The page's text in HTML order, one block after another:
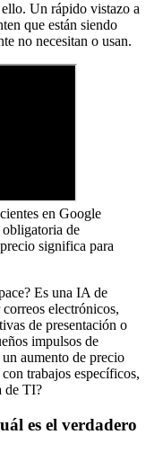
ello. Un rápido vistazo a
que están siendo
no necesitan o usan.
en Google
de
significa para
Es una IA de
electrónicos,
de presentación o
impulsos de
aumento de precio
trabajos específicos,
de TI?
es el verdadero